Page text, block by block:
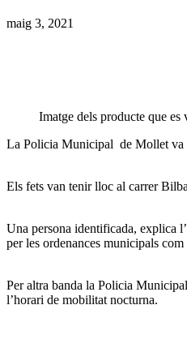
maig 3, 2021
Imatge dels producte que es
La Policia Municipal de Mollet va
Els fets van tenir lloc al carrer
Una persona identificada, explica
per les ordenances municipals
Per altra banda la Policia
l’horari de mobilitat nocturna.